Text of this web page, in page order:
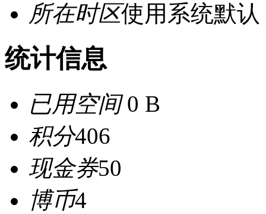
所在时区使用系统默认
统计信息
已用空间0 B
积分406
现金券50
博币4